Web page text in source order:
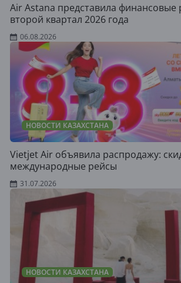
Air Astana представила финансовые
второй квартал 2026 года
06.08.2026
НОВОСТИ КАЗАХСТАНА
Vietjet Air объявила распродажу:
международные рейсы
31.07.2026
НОВОСТИ КАЗАХСТАНА